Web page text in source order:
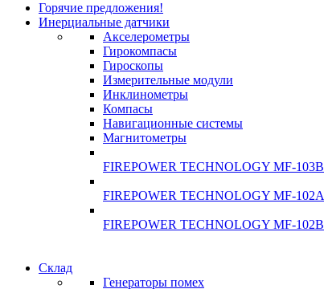
Горячие предложения!
Инерциальные датчики
Акселерометры
Гирокомпасы
Гироскопы
Измерительные модули
Инклинометры
Компасы
Навигационные системы
Магнитометры
FIREPOWER TECHNOLOGY MF-103B
FIREPOWER TECHNOLOGY MF-102A
FIREPOWER TECHNOLOGY MF-102B
Склад
Генераторы помех